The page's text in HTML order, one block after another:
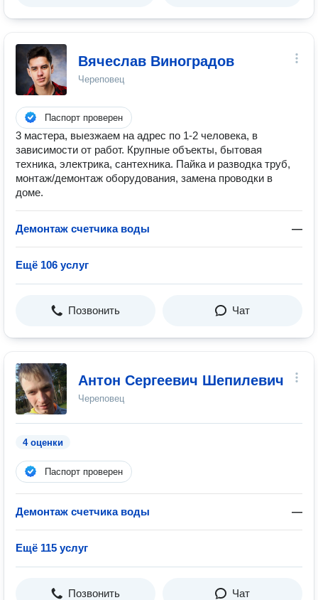
Вячеслав Виноградов
Череповец
Паспорт проверен
3 мастера, выезжаем на адрес по 1-2 человека, в
зависимости от работ. Крупные объекты, бытовая
техника, электрика, сантехника. Пайка и разводка труб,
монтаж/демонтаж оборудования, замена проводки в
доме.
Демонтаж счетчика воды —
Ещё 106 услуг
Позвонить Чат
Антон Сергеевич Шепилевич
Череповец
4 оценки
Паспорт проверен
Демонтаж счетчика воды —
Ещё 115 услуг
Позвонить Чат